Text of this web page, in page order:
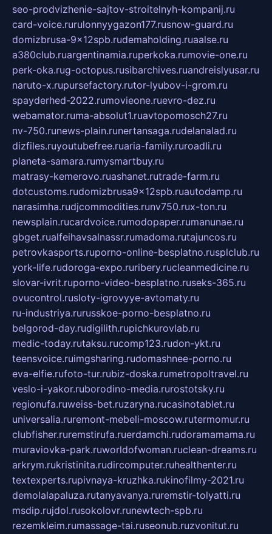
seo-prodvizhenie-sajtov-stroitelnyh-kompanij.ru
card-voice.rurulonnyygazon177.rusnow-guard.ru
domizbrusa-9x12spb.rudemaholding.ruaalse.ru
a380club.ruargentinamia.ruperkoka.rumovie-one.ru
perk-oka.rug-octopus.rusibarchives.ruandreislyusar.ru
naruto-x.rupursefactory.rutor-lyubov-i-grom.ru
spayderhed-2022.rumovieone.ruevro-dez.ru
webamator.ruma-absolut1.ruavtopomosch27.ru
nv-750.runews-plain.runertansaga.rudelanalad.ru
dizfiles.ruyoutubefree.ruaria-family.ruroadli.ru
planeta-samara.rumysmartbuy.ru
matrasy-kemerovo.ruashanet.rutrade-farm.ru
dotcustoms.rudomizbrusa9x12spb.ruautodamp.ru
narasimha.rudjcommodities.runv750.rux-ton.ru
newsplain.rucardvoice.rumodopaper.rumanunae.ru
gbget.rualfeihavsalnassr.rumadoma.rutajuncos.ru
petrovkasports.ruporno-online-besplatno.rusplclub.ru
york-life.rudoroga-expo.ruribery.rucleanmedicine.ru
slovar-ivrit.ruporno-video-besplatno.ruseks-365.ru
ovucontrol.rusloty-igrovyye-avtomaty.ru
ru-industriya.rurusskoe-porno-besplatno.ru
belgorod-day.rudigilith.rupichkurovlab.ru
medic-today.rutaksu.rucomp123.rudon-ykt.ru
teensvoice.ruimgsharing.rudomashnee-porno.ru
eva-elfie.rufoto-tur.rubiz-doska.rumetropoltravel.ru
veslo-i-yakor.ruborodino-media.rurostotsky.ru
regionufa.ruweiss-bet.ruzaryna.rucasinotablet.ru
universalia.ruremont-mebeli-moscow.rutermomur.ru
clubfisher.ruremstirufa.ruerdamchi.rudoramamama.ru
muraviovka-park.ruworldofwoman.ruclean-dreams.ru
arkrym.rukristinita.rudircomputer.ruhealthenter.ru
textexperts.rupivnaya-kruzhka.rukinofilmy-2021.ru
demolalapaluza.rutanyavanya.ruremstir-tolyatti.ru
msdip.rujdol.rusokolovr.runewtech-spb.ru
rezemkleim.rumassage-tai.ruseonub.ruzvonitut.ru